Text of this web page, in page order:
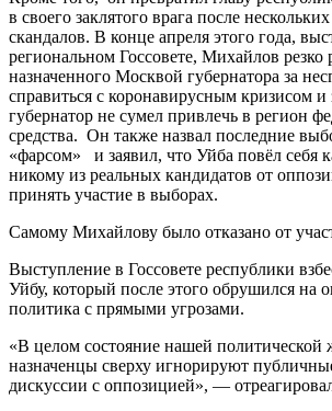
в своего заклятого врага после
скандалов. В конце апреля этого года,
региональном Госсовете, Михайлов резко
назначенного Москвой губернатора за
справиться с коронавирусным кризисом и
губернатор не сумел привлечь в регион
средства. Он также назвал последние
«фарсом» и заявил, что Уйба повёл себя
никому из реальных кандидатов от
принять участие в выборах.
Самому Михайлову было отказано от
Выступление в Госсовете республики
Уйбу, который после этого обрушился на
политика с прямыми угрозами.
«В целом состояние нашей политической
назначенцы сверху игнорируют
дискуссии с оппозицией», —